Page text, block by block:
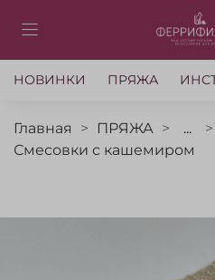
НОВИНКИ ПРЯЖА
Главная ПРЯЖА
...
Смесовки с кашемиром